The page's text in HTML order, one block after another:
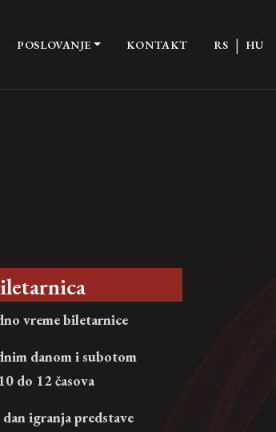
POSLOVANJE KONTAKT RS | HU
vreme biletarnice
danom i subotom
do 12 časova
dan igranja predstave